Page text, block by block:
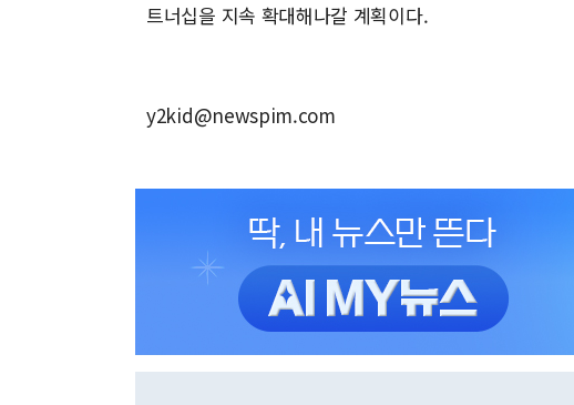
트너십을 지속 확대해나갈 계획이다.
y2kid@newspim.com